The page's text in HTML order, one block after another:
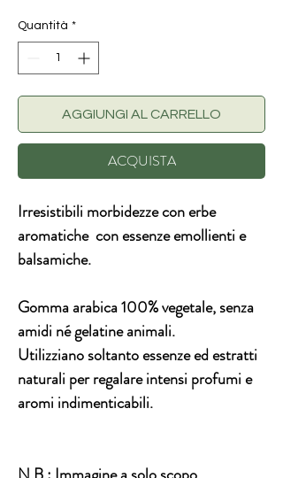
Quantità *
AGGIUNGI AL CARRELLO
ACQUISTA
Irresistibili morbidezze con erbe
aromatiche con essenze emollienti e
balsamiche.
Gomma arabica 100% vegetale, senza
amidi né gelatine animali.
Utilizziano soltanto essenze ed estratti
naturali per regalare intensi profumi e
aromi indimenticabili.